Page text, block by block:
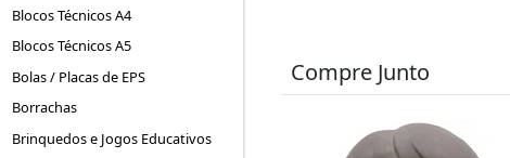
Blocos Técnicos A4
Blocos Técnicos A5
Bolas / Placas de EPS
Borrachas
Brinquedos e Jogos Educativos
Compre Junto